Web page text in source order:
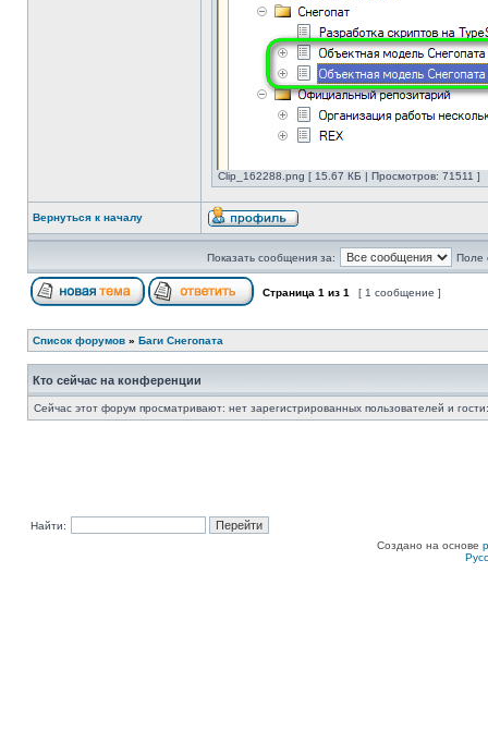
Clip_162288.png [ 15.67 КБ | Просмотров: 71511 ]
Вернуться к началу
Показать сообщения за: Поле
Страница 1 из 1 [ 1 сообщение ]
Список форумов » Баги Снегопата
Кто сейчас на конференции
Сейчас этот форум просматривают: нет зарегистрированных пользователей и
Найти:
Создано на основе